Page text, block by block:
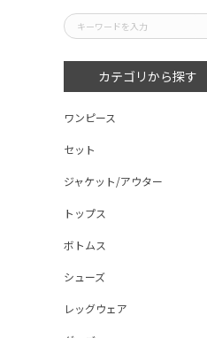
カテゴリから探す
ワンピース
セット
ジャケット/アウター
トップス
ボトムス
シューズ
レッグウェア